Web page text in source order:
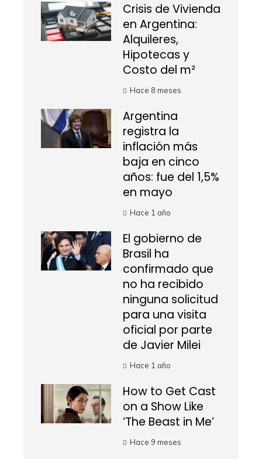
Crisis de Vivienda
en Argentina:
Alquileres,
Hipotecas y
Costo del m²
Hace 8 meses
Argentina
registra la
inflación más
baja en cinco
años: fue del 1,5%
en mayo
Hace 1 año
El gobierno de
Brasil ha
confirmado que
no ha recibido
ninguna solicitud
para una visita
oficial por parte
de Javier Milei
Hace 1 año
How to Get Cast
on a Show Like
‘The Beast in Me’
Hace 9 meses